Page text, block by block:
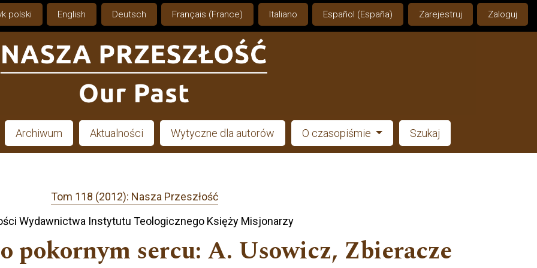
polski English Deutsch Français (France) Italiano Español (España) Zarejestruj Zaloguj
Archiwum Aktualności Wytyczne dla autorów O czasopiśmie Szukaj
Tom 118 (2012): Nasza Przeszłość
Wydawnictwa Instytutu Teologicznego Księży Misjonarzy
pokornym sercu: A. Usowicz, Zbieracze